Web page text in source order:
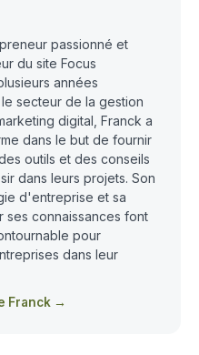
passionné et
du site Focus
années
secteur de la gestion
digital, Franck a
dans le but de fournir
outils et des conseils
dans leurs projets. Son
d'entreprise et sa
connaissances font
pour
dans leur
Franck →